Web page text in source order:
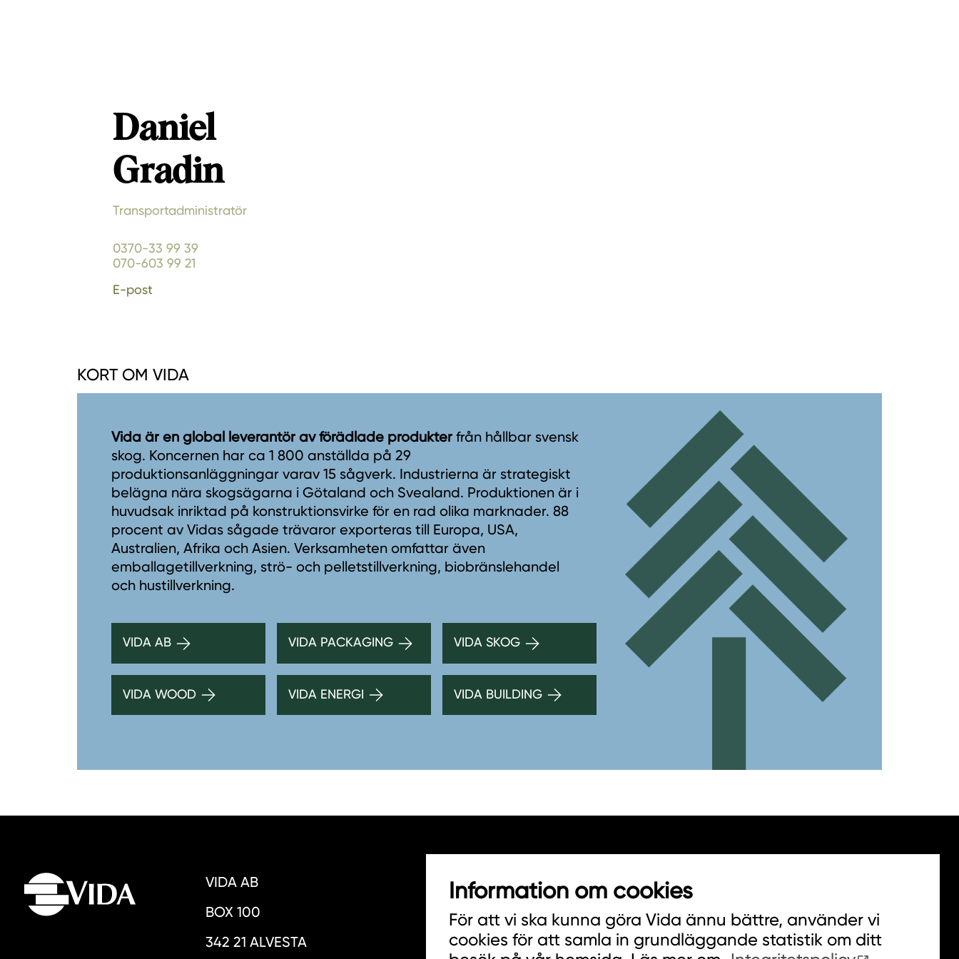
Daniel
Gradin
Transportadministratör
0370-33 99 39
070-603 99 21
E-post
KORT OM VIDA
Vida är en global leverantör av förädlade produkter från hållbar svensk
skog. Koncernen har ca 1 800 anställda på 29
produktionsanläggningar varav 15 sågverk. Industrierna är strategiskt
belägna nära skogsägarna i Götaland och Svealand. Produktionen är i
huvudsak inriktad på konstruktionsvirke för en rad olika marknader. 88
procent av Vidas sågade trävaror exporteras till Europa, USA,
Australien, Afrika och Asien. Verksamheten omfattar även
emballagetillverkning, strö- och pelletstillverkning, biobränslehandel
och hustillverkning.
VIDA AB VIDA PACKAGING VIDA SKOG
VIDA WOOD VIDA ENERGI VIDA BUILDING
VIDA AB
BOX 100
342 21 ALVESTA
HITTA INKÖPARE
COOKIES
Information om cookies
För att vi ska kunna göra Vida ännu bättre, använder vi
cookies för att samla in grundläggande statistik om ditt